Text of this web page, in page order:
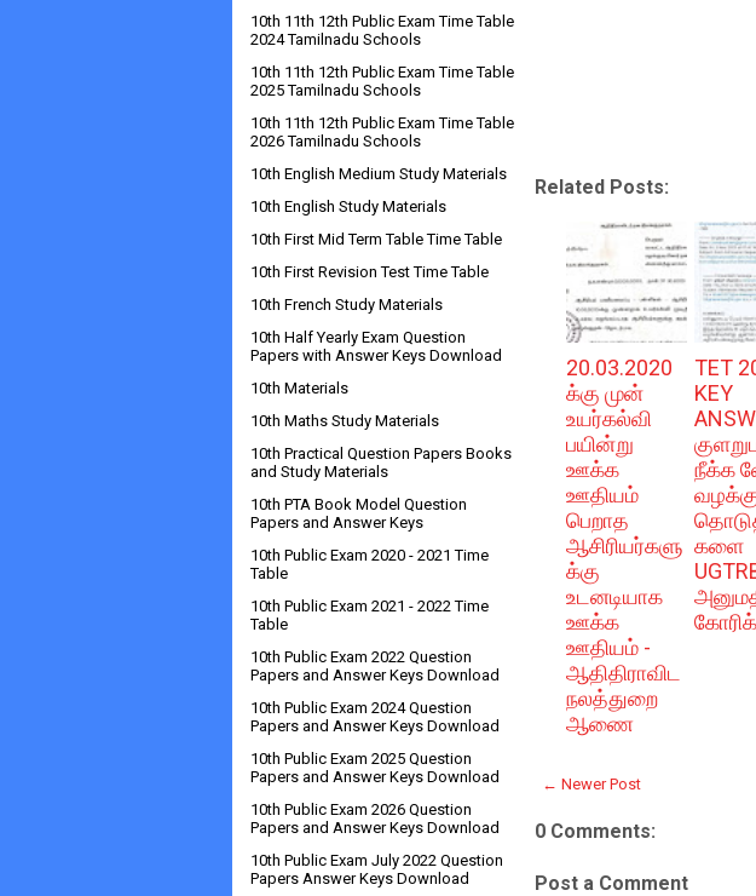
Related Posts:
20.03.2020
க்கு முன்
உயர்கல்வி
பயின்று
ஊக்க
ஊதியம்
பெறாத
ஆசிரியர்களு
க்கு
உடனடியாக
ஊக்க
ஊதியம் -
ஆதிதிராவிட
நலத்துறை
ஆணை
TET
KEY
நீக்க
களை
← Newer Post
0 Comments:
Post a Comment
10th 11th 12th Public Exam Time Table
2024 Tamilnadu Schools
10th 11th 12th Public Exam Time Table
2025 Tamilnadu Schools
10th 11th 12th Public Exam Time Table
2026 Tamilnadu Schools
10th English Medium Study Materials
10th English Study Materials
10th First Mid Term Table Time Table
10th First Revision Test Time Table
10th French Study Materials
10th Half Yearly Exam Question
Papers with Answer Keys Download
10th Materials
10th Maths Study Materials
10th Practical Question Papers Books
and Study Materials
10th PTA Book Model Question
Papers and Answer Keys
10th Public Exam 2020 - 2021 Time
Table
10th Public Exam 2021 - 2022 Time
Table
10th Public Exam 2022 Question
Papers and Answer Keys Download
10th Public Exam 2024 Question
Papers and Answer Keys Download
10th Public Exam 2025 Question
Papers and Answer Keys Download
10th Public Exam 2026 Question
Papers and Answer Keys Download
10th Public Exam July 2022 Question
Papers Answer Keys Download